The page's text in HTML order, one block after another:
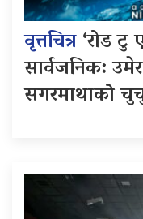
वृत्तचित्र‘रोड टु
सार्वजनिक:
सगरमाथाको